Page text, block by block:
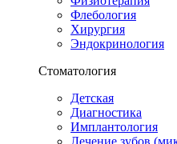
Флебология
Хирургия
Эндокринология
Стоматология
Детская
Диагностика
Имплантология
Лечение зубов